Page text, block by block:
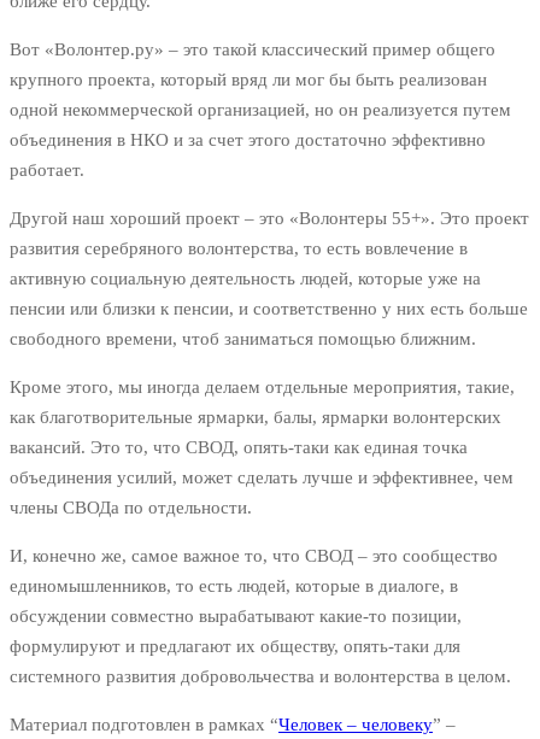
Вот «Волонтер.ру» – это такой классический пример общего
крупного проекта, который вряд ли мог бы быть реализован
одной некоммерческой организацией, но он реализуется путем
объединения в НКО и за счет этого достаточно эффективно
работает.
Другой наш хороший проект – это «Волонтеры 55+». Это проект
развития серебряного волонтерства, то есть вовлечение в
активную социальную деятельность людей, которые уже на
пенсии или близки к пенсии, и соответственно у них есть больше
свободного времени, чтоб заниматься помощью ближним.
Кроме этого, мы иногда делаем отдельные мероприятия, такие,
как благотворительные ярмарки, балы, ярмарки волонтерских
вакансий. Это то, что СВОД, опять-таки как единая точка
объединения усилий, может сделать лучше и эффективнее, чем
члены СВОДа по отдельности.
И, конечно же, самое важное то, что СВОД – это сообщество
единомышленников, то есть людей, которые в диалоге, в
обсуждении совместно вырабатывают какие-то позиции,
формулируют и предлагают их обществу, опять-таки для
системного развития добровольчества и волонтерства в целом.
Материал подготовлен в рамках “Человек – человеку” –